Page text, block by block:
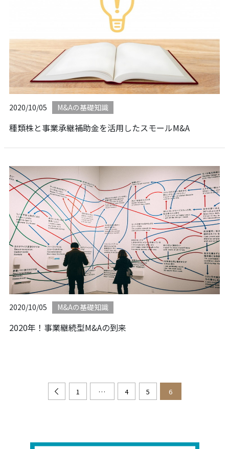
2020/10/05 M&Aの基礎知識
種類株と事業承継補助金を活用したスモールM&A
2020/10/05 M&Aの基礎知識
2020年！事業継続型M&Aの到来
1 … 4 5 6